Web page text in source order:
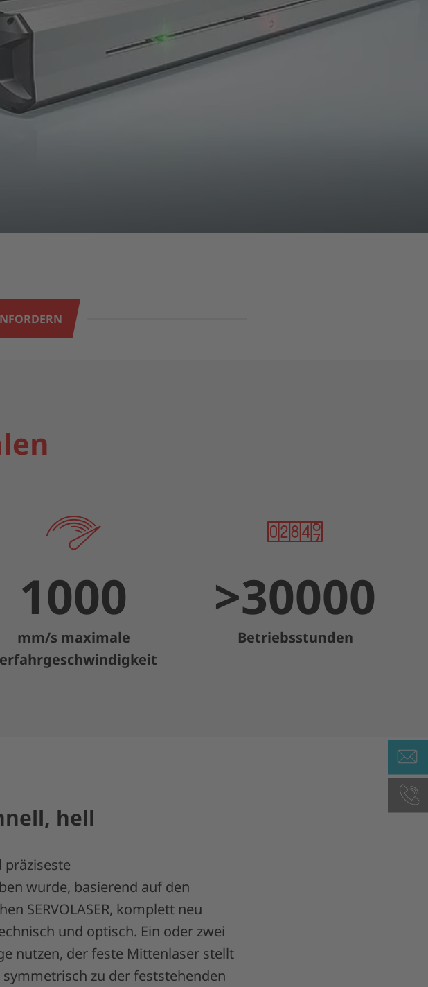
1000
mm/s maximale
>30000
Betriebsstunden
hell
präziseste
wurde, basierend auf den
SERVOLASER, komplett neu
und optisch. Ein oder zwei
nutzen, der feste Mittenlaser stellt
zu der feststehenden